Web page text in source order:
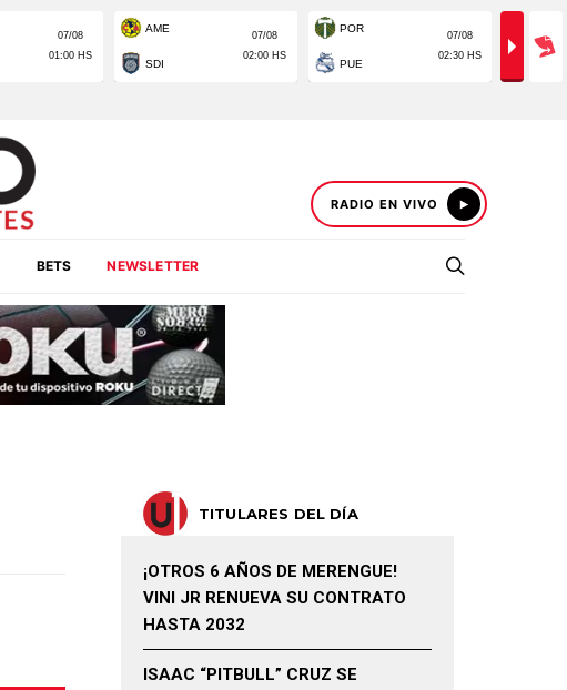
RADIO EN VIVO
BETS NEWSLETTER
TITULARES DEL DÍA
¡OTROS 6 AÑOS DE MERENGUE!
VINI JR RENUEVA SU CONTRATO
HASTA 2032
ISAAC “PITBULL” CRUZ SE